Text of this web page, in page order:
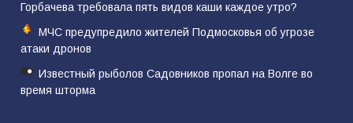
Горбачева требовала пять видов каши каждое утро?
МЧС предупредило жителей Подмосковья об угрозе
атаки дронов
Известный рыболов Садовников пропал на Волге во
время шторма